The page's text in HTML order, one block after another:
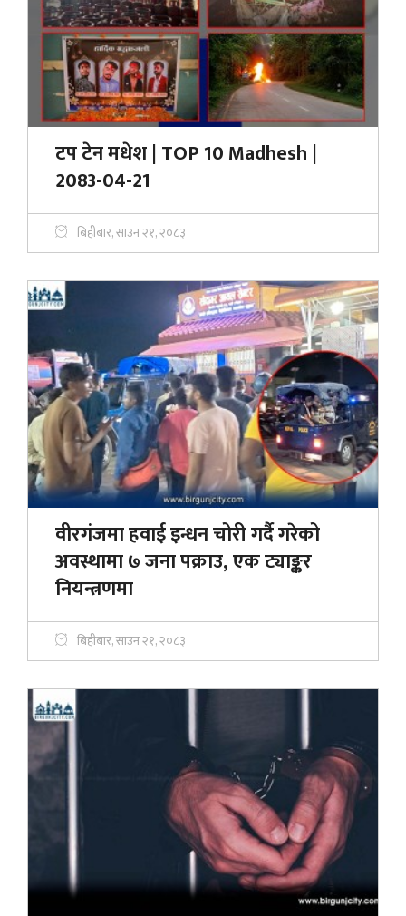
टप टेन मधेश | TOP 10 Madhesh |
2083-04-21
बिहीबार, साउन २१, २०८३
वीरगंजमा हवाई इन्धन चोरी गर्दै गरेको
अवस्थामा ७ जना पक्राउ, एक ट्याङ्कर
नियन्त्रणमा
बिहीबार, साउन २१, २०८३